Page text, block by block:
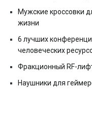
Мужские кроссовки
жизни
6 лучших
человеческих
Фракционный RF-
Наушники для